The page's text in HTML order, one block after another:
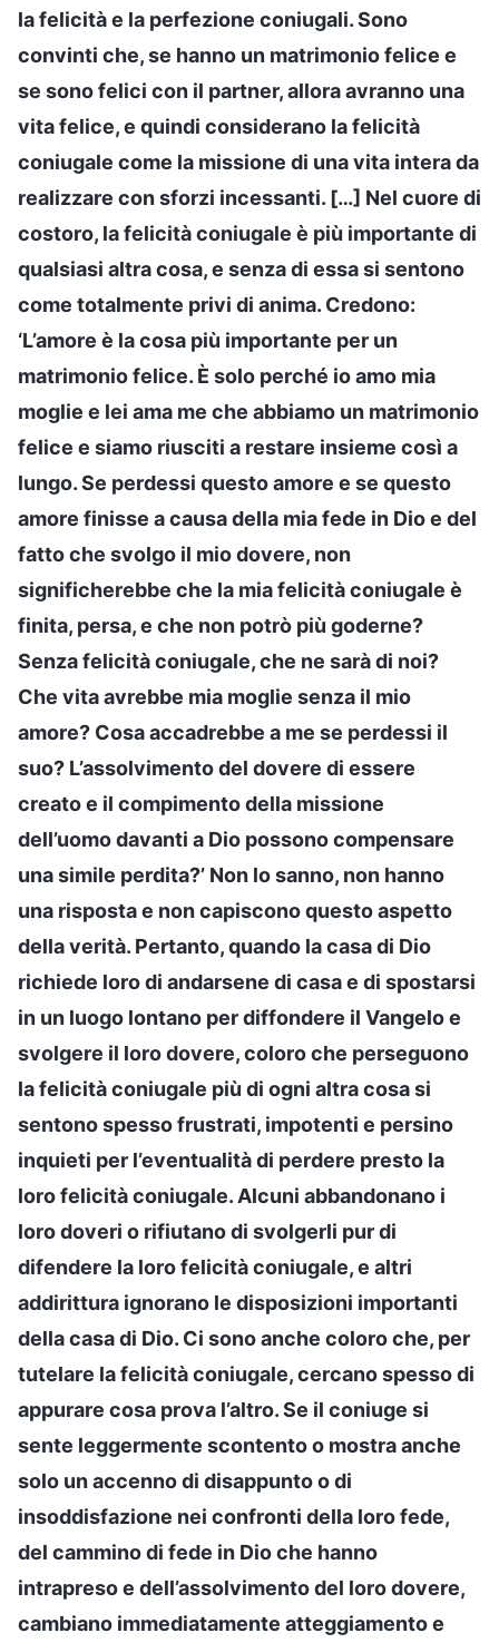
la felicità e la perfezione coniugali. Sono
convinti che, se hanno un matrimonio felice e
se sono felici con il partner, allora avranno una
vita felice, e quindi considerano la felicità
coniugale come la missione di una vita intera da
realizzare con sforzi incessanti. […] Nel cuore di
costoro, la felicità coniugale è più importante di
qualsiasi altra cosa, e senza di essa si sentono
come totalmente privi di anima. Credono:
‘L’amore è la cosa più importante per un
matrimonio felice. È solo perché io amo mia
moglie e lei ama me che abbiamo un matrimonio
felice e siamo riusciti a restare insieme così a
lungo. Se perdessi questo amore e se questo
amore finisse a causa della mia fede in Dio e del
fatto che svolgo il mio dovere, non
significherebbe che la mia felicità coniugale è
finita, persa, e che non potrò più goderne?
Senza felicità coniugale, che ne sarà di noi?
Che vita avrebbe mia moglie senza il mio
amore? Cosa accadrebbe a me se perdessi il
suo? L’assolvimento del dovere di essere
creato e il compimento della missione
dell’uomo davanti a Dio possono compensare
una simile perdita?’ Non lo sanno, non hanno
una risposta e non capiscono questo aspetto
della verità. Pertanto, quando la casa di Dio
richiede loro di andarsene di casa e di spostarsi
in un luogo lontano per diffondere il Vangelo e
svolgere il loro dovere, coloro che perseguono
la felicità coniugale più di ogni altra cosa si
sentono spesso frustrati, impotenti e persino
inquieti per l’eventualità di perdere presto la
loro felicità coniugale. Alcuni abbandonano i
loro doveri o rifiutano di svolgerli pur di
difendere la loro felicità coniugale, e altri
addirittura ignorano le disposizioni importanti
della casa di Dio. Ci sono anche coloro che, per
tutelare la felicità coniugale, cercano spesso di
appurare cosa prova l’altro. Se il coniuge si
sente leggermente scontento o mostra anche
solo un accenno di disappunto o di
insoddisfazione nei confronti della loro fede,
del cammino di fede in Dio che hanno
intrapreso e dell’assolvimento del loro dovere,
cambiano immediatamente atteggiamento e